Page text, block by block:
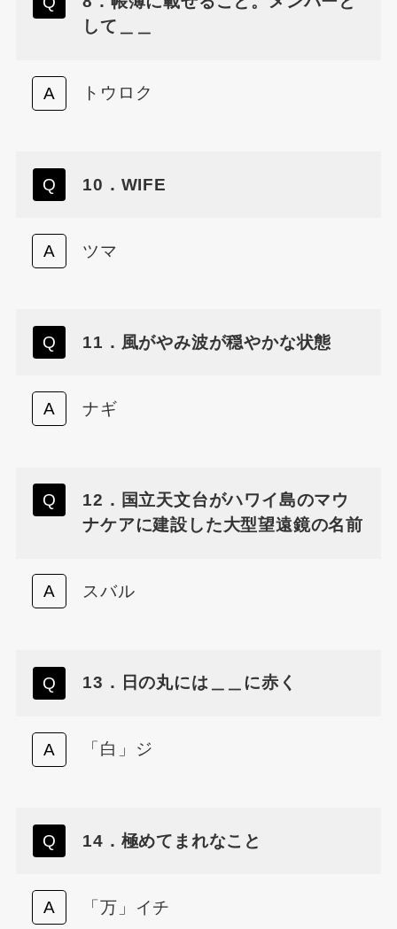
して＿＿
トウロク
10．WIFE
ツマ
11．風がやみ波が穏やかな状態
ナギ
12．国立天文台がハワイ島のマウ
ナケアに建設した大型望遠鏡の名前
スバル
13．日の丸には＿＿に赤く
「白」ジ
14．極めてまれなこと
「万」イチ